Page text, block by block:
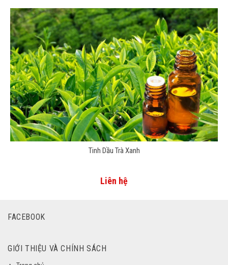
Tinh Dầu Trà Xanh
Liên hệ
FACEBOOK
GIỚI THIỆU VÀ CHÍNH SÁCH